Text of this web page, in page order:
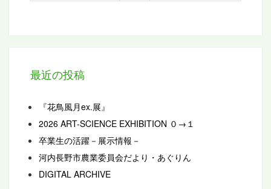
最近の投稿
『花鳥風月ex.展』
2026 ART-SCIENCE EXHIBITION ０→１
卒業生の活躍－展示情報－
河内長野市農業委員会だより・あぐりん
DIGITAL ARCHIVE